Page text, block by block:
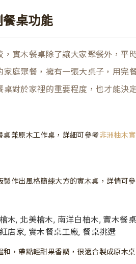
桌功能
實木餐桌除了讓大家聚餐外，平
庭聚餐，擁有一張大桌子，用完
對於家裡的重要程度，也才能決
兼原木工作桌，詳細可參考非洲柚木
作出風格簡練大方的實木桌，詳情可
，帶點輕甜果香調，很適合製成原木